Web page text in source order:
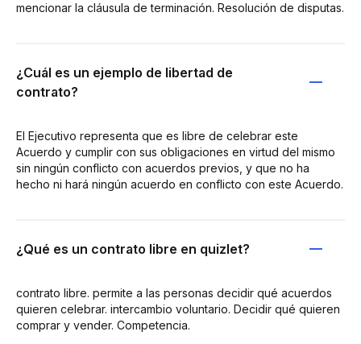
mencionar la cláusula de terminación. Resolución de disputas.
¿Cuál es un ejemplo de libertad de
contrato?
El Ejecutivo representa que es libre de celebrar este
Acuerdo y cumplir con sus obligaciones en virtud del mismo
sin ningún conflicto con acuerdos previos, y que no ha
hecho ni hará ningún acuerdo en conflicto con este Acuerdo.
¿Qué es un contrato libre en quizlet?
contrato libre. permite a las personas decidir qué acuerdos
quieren celebrar. intercambio voluntario. Decidir qué quieren
comprar y vender. Competencia.